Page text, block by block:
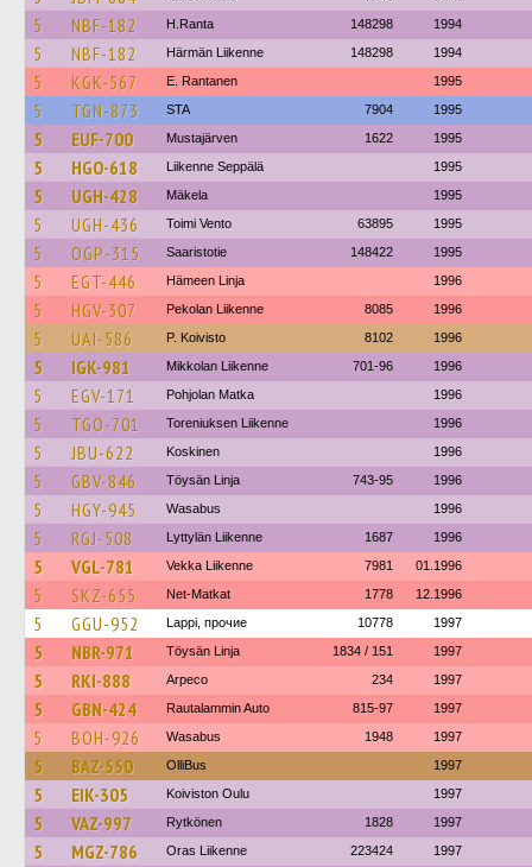
5 NBF-182 H.Ranta 148298 1994
5 NBF-182 Härmän Liikenne 148298 1994
5 KGK-567 E. Rantanen 1995
5 TGN-873 STA 7904 1995
5 EUF-700 Mustajärven 1622 1995
5 HGO-618 Liikenne Seppälä 1995
5 UGH-428 Mäkela 1995
5 UGH-436 Toimi Vento 63895 1995
5 OGP-315 Saaristotie 148422 1995
5 EGT-446 Hämeen Linja 1996
5 HGV-307 Pekolan Liikenne 8085 1996
5 UAI-586 P. Koivisto 8102 1996
5 IGK-981 Mikkolan Liikenne 701-96 1996
5 EGV-171 Pohjolan Matka 1996
5 TGO-701 Toreniuksen Liikenne 1996
5 JBU-622 Koskinen 1996
5 GBV-846 Töysän Linja 743-95 1996
5 HGY-945 Wasabus 1996
5 RGJ-508 Lyttylän Liikenne 1687 1996
5 VGL-781 Vekka Liikenne 7981 01.1996
5 SKZ-655 Net-Matkat 1778 12.1996
5 GGU-952 Lappi, прочие 10778 1997
5 NBR-971 Töysän Linja 1834 / 151 1997
5 RKI-888 Arpeco 234 1997
5 GBN-424 Rautalammin Auto 815-97 1997
5 BOH-926 Wasabus 1948 1997
5 BAZ-550 OlliBus 1997
5 EIK-305 Koiviston Oulu 1997
5 VAZ-997 Rytkönen 1828 1997
5 MGZ-786 Oras Liikenne 223424 1997